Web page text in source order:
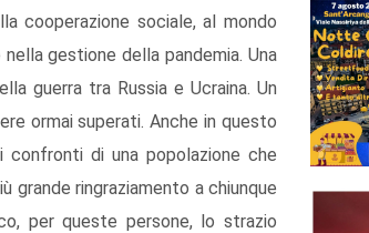
cooperazione sociale, al mondo
gestione della pandemia. Una
guerra tra Russia e Ucraina. Un
ormai superati. Anche in questo
di una popolazione che
grande ringraziamento a chiunque
per queste persone, lo strazio